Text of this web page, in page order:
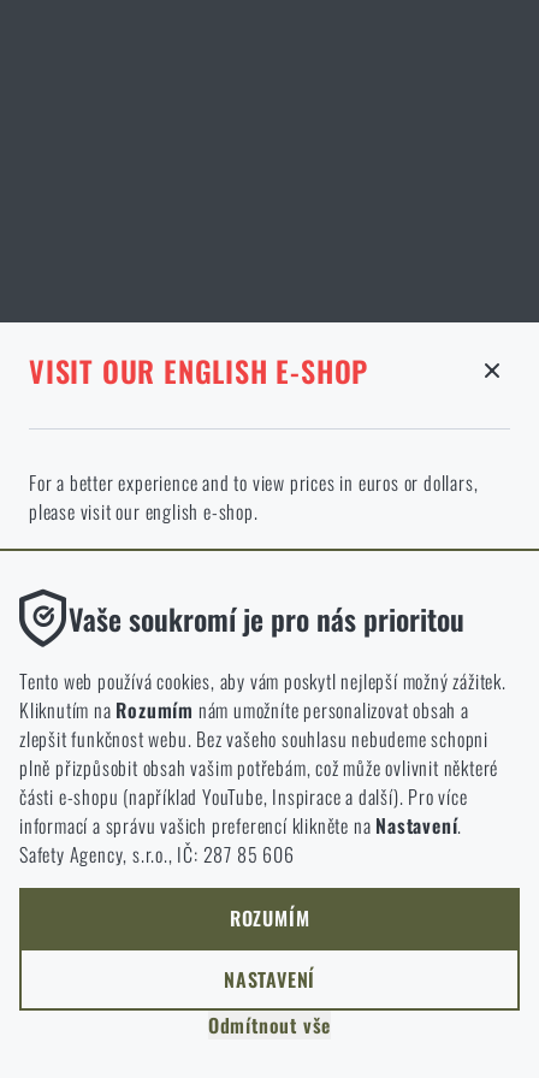
STRÁNKA V DANÉM JAZYCE NEEXISTUJE
Ve vámi vybraném jazyce stránka neexistuje. Můžete tedy zůstat
zde, nebo přejít na hlavní stránku cílového jazyka. Jakou možnost
si vyberete?
ZŮSTANU TADY
PŘEJÍT DO KOŠÍKU
ODEJÍT
ROZUMÍM, POKRAČOVAT
VISIT OUR ENGLISH E-SHOP
For a better experience and to view prices in euros or dollars,
please visit our english e-shop.
I WILL STAY HERE
GO TO RIGAD.COM
Vaše soukromí je pro nás prioritou
Tento web používá cookies, aby vám poskytl nejlepší možný zážitek.
Kliknutím na Rozumím nám umožníte personalizovat obsah a
zlepšit funkčnost webu. Bez vašeho souhlasu nebudeme schopni
plně přizpůsobit obsah vašim potřebám, což může ovlivnit některé
části e-shopu (například YouTube, Inspirace a další). Pro více
informací a správu vašich preferencí klikněte na Nastavení.
Safety Agency, s.r.o., IČ: 287 85 606
Funkční
Bez nich by náš web vůbec nefungoval. U těchto cookies není
možné zakázat jejich ukládání.
Analytické
Do těchto cookies se anonymně ukládá, jakým způsobem
procházíte a používáte náš web. Pomáhají nám lépe chápat, co
se našim zákazníkům líbí a kterým směrem se máme ubírat.
Marketingové
Tyto cookies nám pomáhají optimalizovat reklamu směřující na
náš e-shop, aby byla co nejvíce efektivní a náš obchod se mohl
neustále rozvíjet a zlepšovat.
Díky těmto cookies dokážeme reklamu personalizovat a nabízet
ROZUMÍM
NASTAVENÍ
Odmítnout vše